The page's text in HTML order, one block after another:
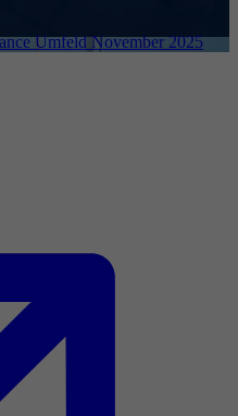
Umfeld November 2025